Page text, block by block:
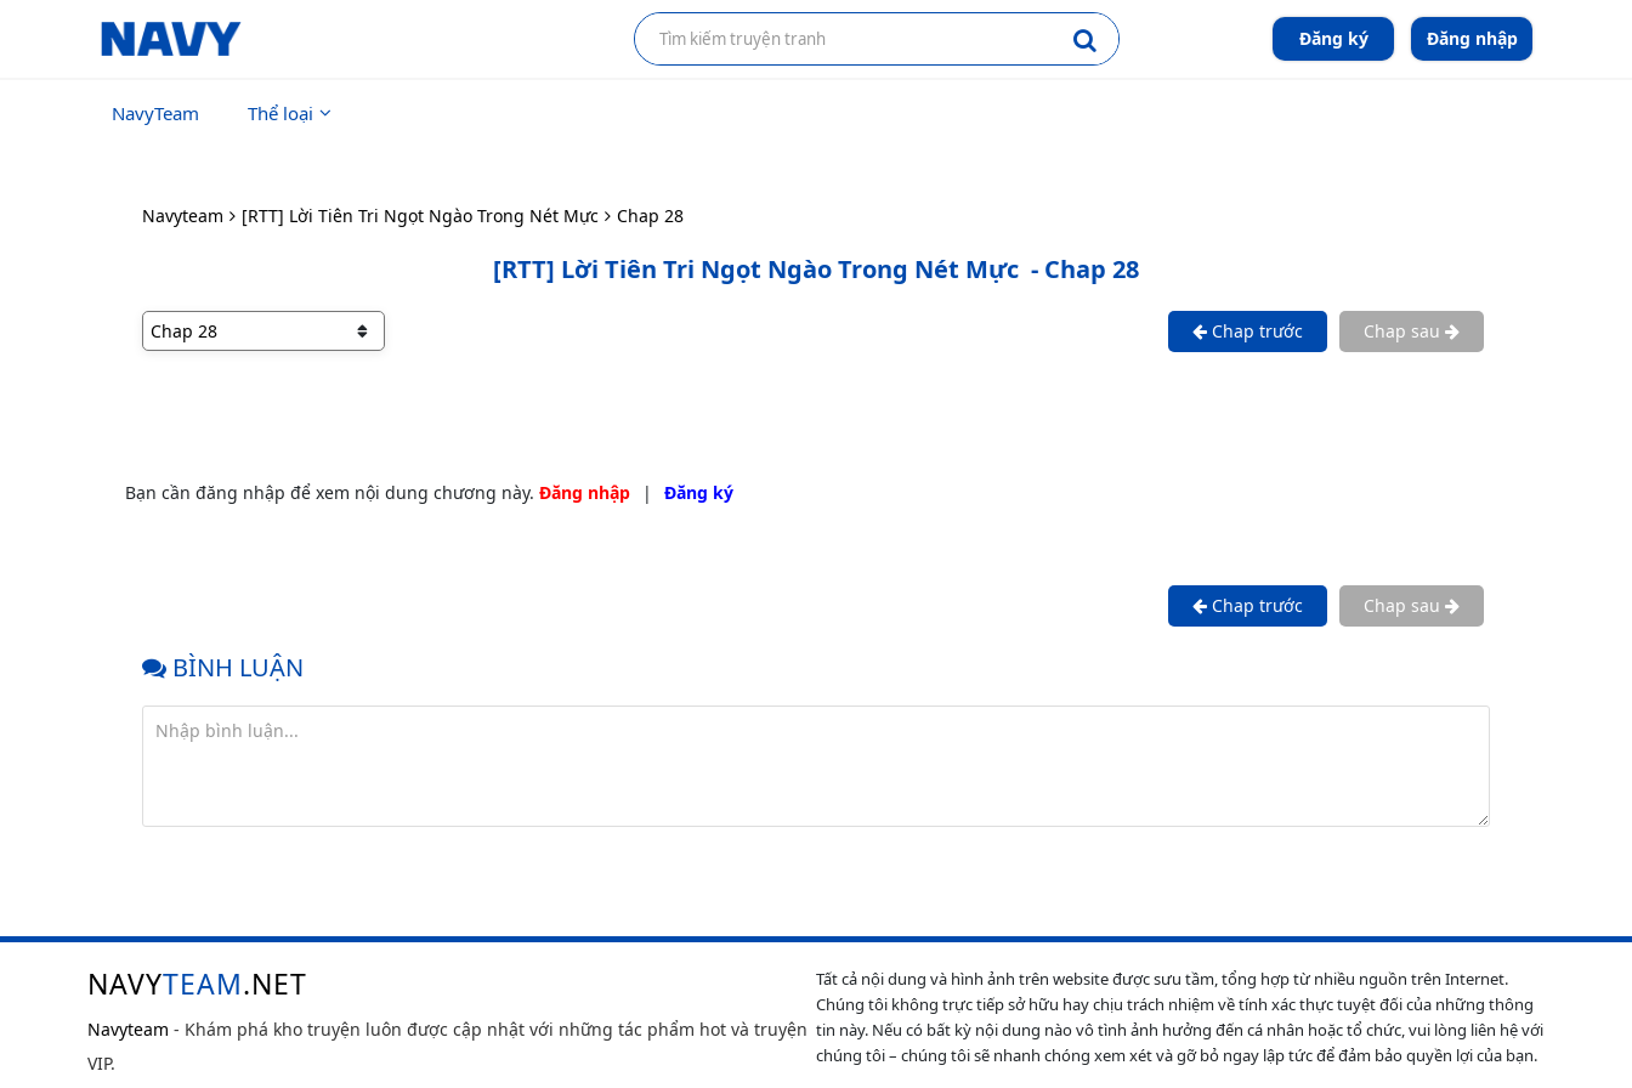
Đăng ký Đăng nhập
NavyTeam Thể loại
Navyteam [RTT] Lời Tiên Tri Ngọt Ngào Trong Nét Mực Chap 28
[RTT] Lời Tiên Tri Ngọt Ngào Trong Nét Mực - Chap 28
Chap trước Chap sau
Bạn cần đăng nhập để xem nội dung chương này. Đăng nhập | Đăng ký
Chap trước Chap sau
BÌNH LUẬN
NAVYTEAM.NET
Navyteam - Khám phá kho truyện luôn được cập nhật với những tác phẩm hot và truyện
VIP.
Tất cả nội dung và hình ảnh trên website được sưu tầm, tổng hợp từ nhiều nguồn trên Internet.
Chúng tôi không trực tiếp sở hữu hay chịu trách nhiệm về tính xác thực tuyệt đối của những thông
tin này. Nếu có bất kỳ nội dung nào vô tình ảnh hưởng đến cá nhân hoặc tổ chức, vui lòng liên hệ với
chúng tôi – chúng tôi sẽ nhanh chóng xem xét và gỡ bỏ ngay lập tức để đảm bảo quyền lợi của bạn.